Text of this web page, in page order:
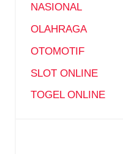
NASIONAL
OLAHRAGA
OTOMOTIF
SLOT ONLINE
TOGEL ONLINE